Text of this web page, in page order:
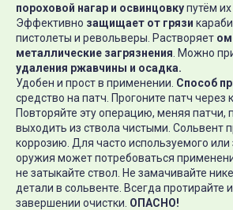
пороховой нагар и освинцовкупутём
Эффективно защищает от грязи
пистолеты и револьверы. Растворяет
металлические загрязнения . Можно
удаления ржавчины и осадка.
Удобен и прост в применении. Способ
средство на патч. Прогоните патч через
Повторяйте эту операцию, меняя патчи,
выходить из ствола чистыми. Сольвент
коррозию. Для часто используемого
оружия может потребоваться
не затыкайте ствол. Не замачивайте
детали в сольвенте. Всегда протирайте
завершении очистки. ОПАСНО!